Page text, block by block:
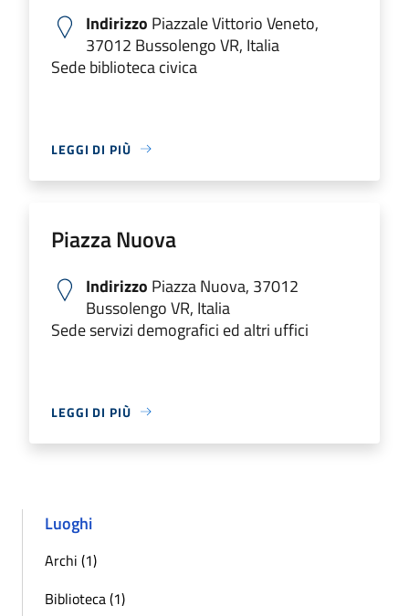
Indirizzo Piazzale Vittorio Veneto,
37012 Bussolengo VR, Italia
Sede biblioteca civica
LEGGI DI PIÙ
Piazza Nuova
Indirizzo Piazza Nuova, 37012
Bussolengo VR, Italia
Sede servizi demografici ed altri uffici
LEGGI DI PIÙ
Luoghi
Archi (1)
Biblioteca (1)